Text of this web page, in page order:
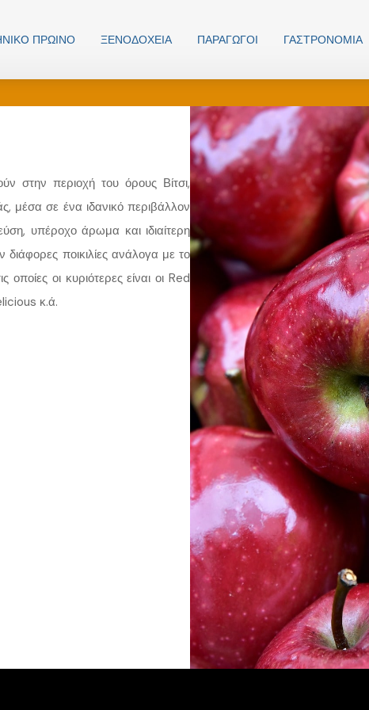
ΠΡΩΙΝΟ ΞΕΝΟΔΟΧΕΊΑ ΠΑΡΑΓΩΓΟΊ ΓΑΣΤΡΟΝΟΜΊΑ
στην περιοχή του όρους Βίτσι,
μέσα σε ένα ιδανικό περιβάλλον
υπέροχο άρωμα και ιδιαίτερη
διάφορες ποικιλίες ανάλογα με το
οι κυριότερες είναι οι Red
κ.ά.